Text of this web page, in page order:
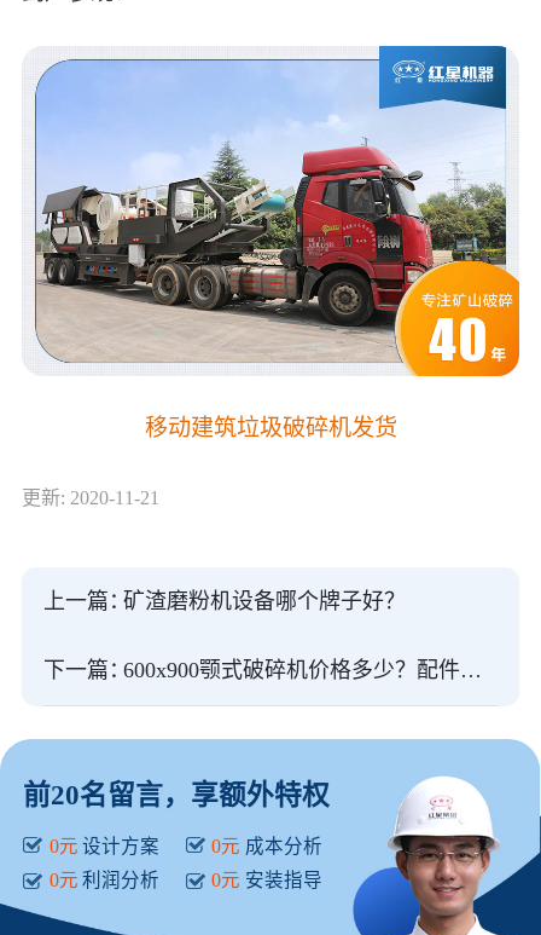
移动建筑垃圾破碎机发货
更新: 2020-11-21
上一篇：矿渣磨粉机设备哪个牌子好？
下一篇： 600x900颚式破碎机价格多少？配件直供
前20名留言，享额外特权
0元 设计方案 0元 成本分析
0元 利润分析 0元 安装指导